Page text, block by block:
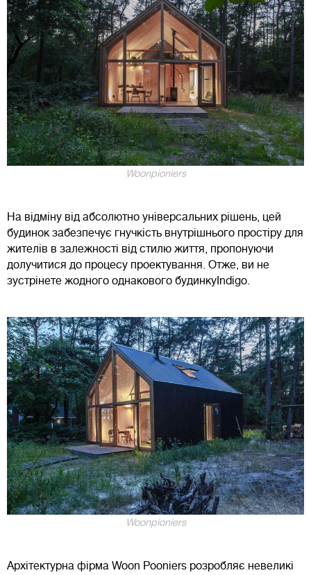
Woonpioniers
На відміну від абсолютно універсальних рішень, цей
будинок забезпечує гнучкість внутрішнього простіру для
жителів в залежності від стилю життя, пропонуючи
долучитися до процесу проектування. Отже, ви не
зустрінете жодного однакового будинкуIndigo.
Woonpioniers
Архітектурна фірма Woon Pooniers розробляє невеликі